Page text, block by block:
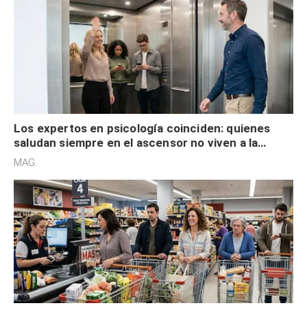
Los expertos en psicología coinciden: quienes
saludan siempre en el ascensor no viven a la
defensiva y tienen apertura social
MAG.